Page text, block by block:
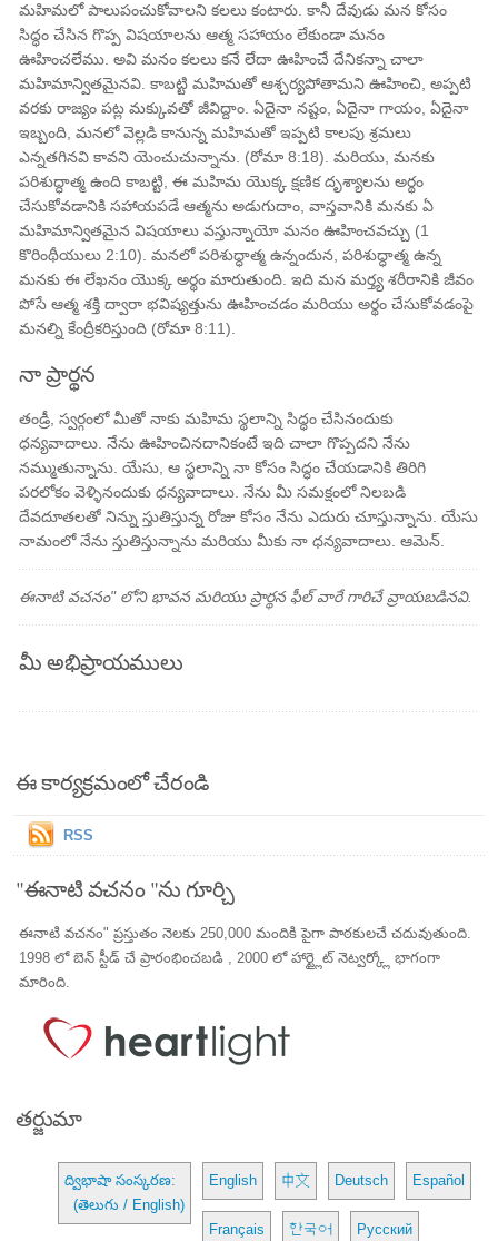
మహిమలో పాలుపంచుకోవాలని కలలు కంటారు. కానీ దేవుడు మన కోసం
సిద్ధం చేసిన గొప్ప విషయాలను ఆత్మ సహాయం లేకుండా మనం
ఊహించలేము. అవి మనం కలలు కనే లేదా ఊహించే దేనికన్నా చాలా
మహిమాన్వితమైనవి. కాబట్టి మహిమతో ఆశ్చర్యపోతామని ఊహించి, అప్పటి
వరకు రాజ్యం పట్ల మక్కువతో జీవిద్దాం. ఏదైనా నష్టం, ఏదైనా గాయం, ఏదైనా
ఇబ్బంది, మనలో వెల్లడి కానున్న మహిమతో ఇప్పటి కాలపు శ్రమలు
ఎన్నతగినవి కావని యెంచుచున్నాను. (రోమా 8:18). మరియు, మనకు
పరిశుద్ధాత్మ ఉంది కాబట్టి, ఈ మహిమ యొక్క క్షణిక దృశ్యాలను అర్థం
చేసుకోవడానికి సహాయపడే ఆత్మను అడుగుదాం, వాస్తవానికి మనకు ఏ
మహిమాన్వితమైన విషయాలు వస్తున్నాయో మనం ఊహించవచ్చు (1
కొరింథీయులు 2:10). మనలో పరిశుద్ధాత్మ ఉన్నందున, పరిశుద్ధాత్మ ఉన్న
మనకు ఈ లేఖనం యొక్క అర్థం మారుతుంది. ఇది మన మర్త్య శరీరానికి జీవం
పోసే ఆత్మ శక్తి ద్వారా భవిష్యత్తును ఊహించడం మరియు అర్థం చేసుకోవడంపై
మనల్ని కేంద్రీకరిస్తుంది (రోమా 8:11).
నా ప్రార్థన
తండ్రీ, స్వర్గంలో మీతో నాకు మహిమ స్థలాన్ని సిద్ధం చేసినందుకు
ధన్యవాదాలు. నేను ఊహించినదానికంటే ఇది చాలా గొప్పదని నేను
నమ్ముతున్నాను. యేసు, ఆ స్థలాన్ని నా కోసం సిద్ధం చేయడానికి తిరిగి
పరలోకం వెళ్ళినందుకు ధన్యవాదాలు. నేను మీ సమక్షంలో నిలబడి
దేవదూతలతో నిన్ను స్తుతిస్తున్న రోజు కోసం నేను ఎదురు చూస్తున్నాను. యేసు
నామంలో నేను స్తుతిస్తున్నాను మరియు మీకు నా ధన్యవాదాలు. ఆమెన్.
ఈనాటి వచనం" లోని భావన మరియు ప్రార్థన ఫీల్ వారే గారిచే వ్రాయబడినవి.
మీ అభిప్రాయములు
ఈ కార్యక్రమంలో చేరండి
RSS
"ఈనాటి వచనం "ను గూర్చి
ఈనాటి వచనం" ప్రస్తుతం నెలకు 250,000 మందికి పైగా పాఠకులచే చదువుతుంది.
1998 లో బెన్ స్టీడ్ చే ప్రారంభించబడి , 2000 లో హార్ట్లైట్ నెట్వర్క్లో భాగంగా
మారింది.
తర్జుమా
ద్విభాషా సంస్కరణ:
(తెలుగు / English)
English 中文 Deutsch Español
Français 한국어 Русский